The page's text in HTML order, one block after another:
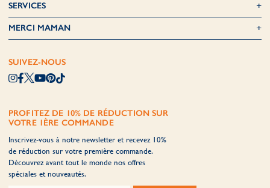
SERVICES
MERCI MAMAN
SUIVEZ-NOUS
PROFITEZ DE 10% DE RÉDUCTION SUR
VOTRE 1ÈRE COMMANDE
Inscrivez-vous à notre newsletter et recevez 10%
de réduction sur votre première commande.
Découvrez avant tout le monde nos offres
spéciales et nouveautés.